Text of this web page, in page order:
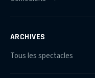
ARCHIVES
Tous les spectacles